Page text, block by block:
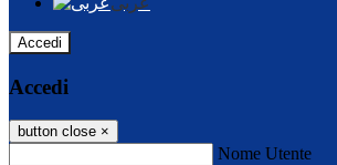
Accedi
Accedi
button close ×
Nome Utente